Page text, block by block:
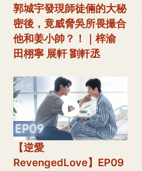
郭城宇發現師徒倆的大秘
密後，竟威脅吳所畏撮合
他和姜小帥？！｜梓渝
田栩寧 展軒 劉軒丞
【逆愛
RevengedLove】EP09